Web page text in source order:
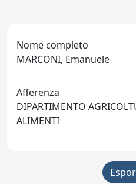
Nome completo
MARCONI, Emanuele
Afferenza
DIPARTIMENTO
ALIMENTI